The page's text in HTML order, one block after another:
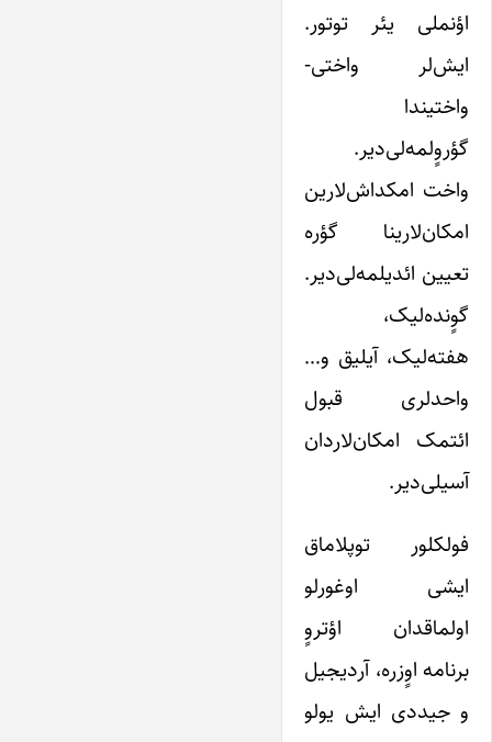
اؤنملی یئر توتور.
ایش‌لر واختی-
واختیندا
گؤروٍلمه‌لی‌دیر.
واخت امکداش‌لارین
امکان‌لارینا گؤره
تعیین ائدیلمه‌لی‌دیر.
گوٍنده‌لیک،
هفته‌لیک، آیلیق و…
واحدلری قبول
ائتمک امکان‌لاردان
آسیلی‌دیر.
فولکلور توپلاماق
ایشی اوغورلو
اولماقدان اؤتروٍ
برنامه اوٍزره، آردیجیل
و جیددی ایش یولو